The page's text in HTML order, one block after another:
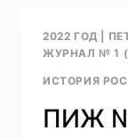
2022 ГОД
ЖУРНАЛ № 1
ИСТОРИЯ
ПИЖ